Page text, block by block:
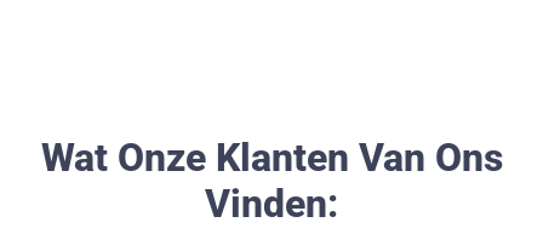
Wat Onze Klanten Van Ons
Vinden: